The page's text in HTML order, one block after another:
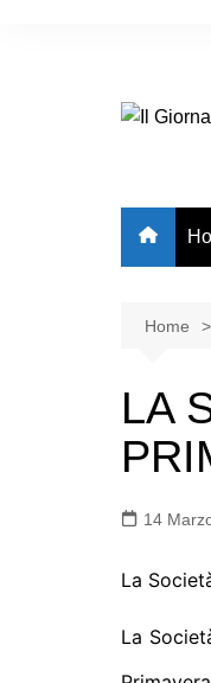
Home
LA
14
La
La